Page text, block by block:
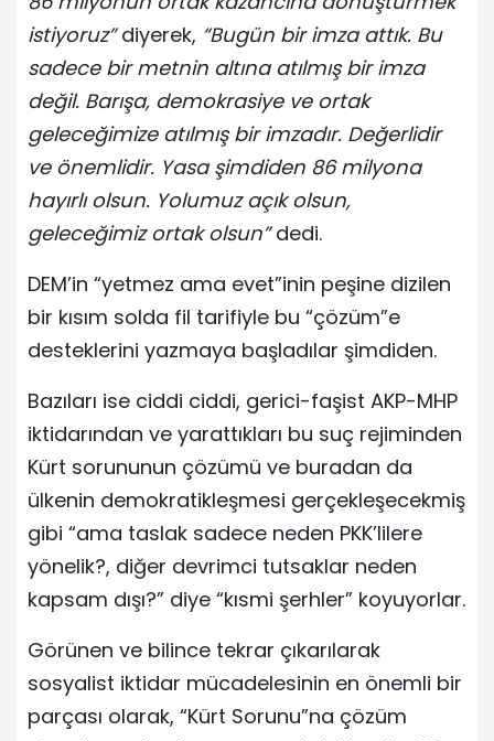
istiyoruz”diyerek, “Bugün bir imza attık. Bu
sadece bir metnin altına atılmış bir imza
değil. Barışa, demokrasiye ve ortak
geleceğimize atılmış bir imzadır. Değerlidir
ve önemlidir. Yasa şimdiden 86 milyona
hayırlı olsun. Yolumuz açık olsun,
geleceğimiz ortak olsun”dedi.
DEM’in “yetmez ama evet”inin peşine dizilen
bir kısım solda fil tarifiyle bu “çözüm”e
desteklerini yazmaya başladılar şimdiden.
Bazıları ise ciddi ciddi, gerici-faşist AKP-MHP
iktidarından ve yarattıkları bu suç rejiminden
Kürt sorununun çözümü ve buradan da
ülkenin demokratikleşmesi gerçekleşecekmiş
gibi “ama taslak sadece neden PKK’lilere
yönelik?, diğer devrimci tutsaklar neden
kapsam dışı?” diye “kısmi şerhler” koyuyorlar.
Görünen ve bilince tekrar çıkarılarak
sosyalist iktidar mücadelesinin en önemli bir
parçası olarak, “Kürt Sorunu”na çözüm